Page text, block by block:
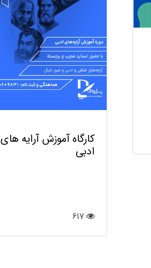
کارگاه آموزش آرایه های
ادبی